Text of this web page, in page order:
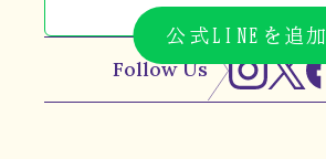
公式LINEを追加
Follow Us